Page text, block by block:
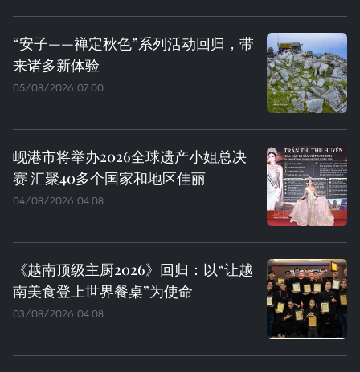
“安子——禅定秋色”系列活动回归，带
来诸多新体验
05/08/2026 07:00
岘港市将举办2026全球遗产小姐总决
赛 汇聚40多个国家和地区佳丽
04/08/2026 04:08
《越南顶级主厨2026》回归：以“让越
南美食登上世界餐桌”为使命
03/08/2026 04:08